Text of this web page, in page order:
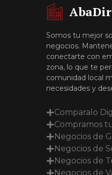
Somos tu mejor
negocios.
conectarte con
zona, lo que te
comunidad local
necesidades y
Comparalo
Compramos
Negocios de
Negocios de
Negocios de
Negocios de